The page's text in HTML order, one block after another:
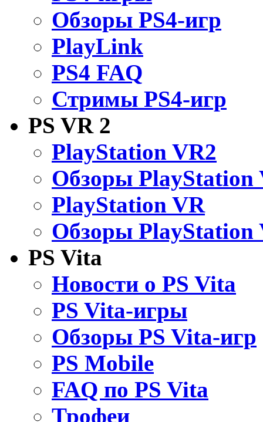
Обзоры PS4-игр
PlayLink
PS4 FAQ
Стримы PS4-игр
PS VR 2
PlayStation VR2
Обзоры PlayStation
PlayStation VR
Обзоры PlayStation
PS Vita
Новости о PS Vita
PS Vita-игры
Обзоры PS Vita-игр
PS Mobile
FAQ по PS Vita
Трофеи